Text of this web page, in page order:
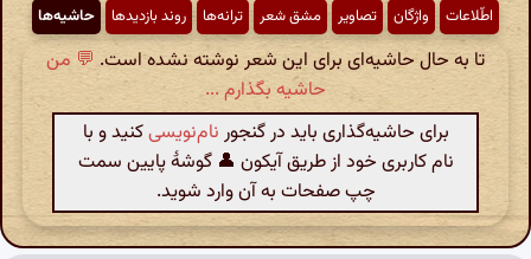
اطّلاعات واژگان تصاویر مشق شعر ترانه‌ها روند بازدیدها حاشیه‌ها
تا به حال حاشیه‌ای برای این شعر نوشته نشده است. 💬 من
حاشیه بگذارم ...
برای حاشیه‌گذاری باید در گنجور نام‌نویسیکنید و با
نام کاربری خود از طریق آیکون 👤 گوشهٔ پایین سمت
چپ صفحات به آن وارد شوید.